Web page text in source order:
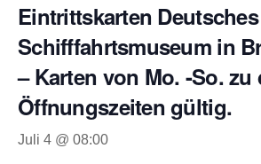
Eintrittskarten Deutsches
Schifffahrtsmuseum in
– Karten von Mo. -So. zu
Öffnungszeiten gültig.
Juli 4 @ 08:00